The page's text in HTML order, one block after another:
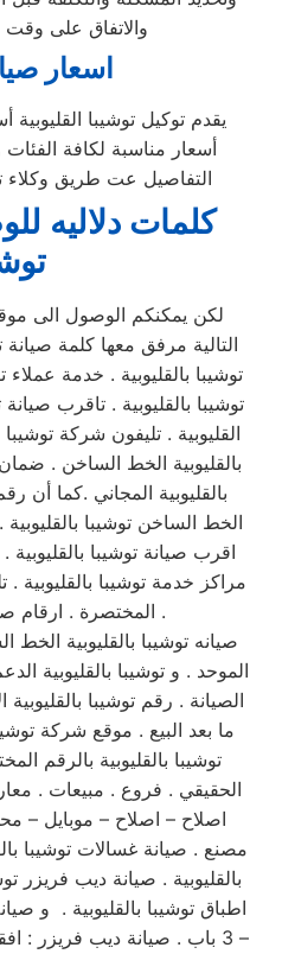
والاتفاق على وقت
اسعار
يقدم توكيل توشيبا
أسعار مناسبة لكافة
التفاصيل عت طريق وكلاء
كلمات دلاليه
لكن يمكنكم الوصول الى
التالية مرفق معها كلمة صيانة
توشيبا بالقليوبية . خدمة عملاء
توشيبا بالقليوبية . تاقرب صيانة
القليوبية . تليفون شركة
بالقليوبية الخط الساخن . ضمان
بالقليوبية المجاني .كما أن
الخط الساخن توشيبا بالقليوبية
اقرب صيانة توشيبا بالقليوبية
مراكز خدمة توشيبا بالقليوبية .
المختصرة . ارقام صيانه توشيبا بالقليوبية .
صيانه توشيبا بالقليوبية الخط
الموحد . و توشيبا بالقليوبية
الصيانة . رقم توشيبا
ما بعد البيع . موقع شركة
توشيبا بالقليوبية بالرقم
الحقيقي . فروع . مبيعات .
اصلاح – اصلاح – موبايل –
مصنع . صيانة غسالات توشيبا
بالقليوبية . صيانة ديب فريزر
اطباق توشيبا بالقليوبية . و
– 3 باب . صيانة ديب فريزر